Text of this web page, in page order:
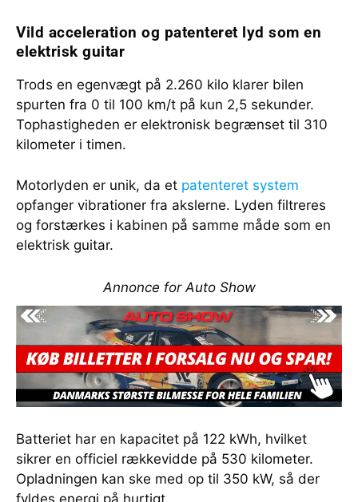
Vild acceleration og patenteret lyd som en
elektrisk guitar
Trods en egenvægt på 2.260 kilo klarer bilen
spurten fra 0 til 100 km/t på kun 2,5 sekunder.
Tophastigheden er elektronisk begrænset til 310
kilometer i timen.
Motorlyden er unik, da et patenteret system
opfanger vibrationer fra akslerne. Lyden filtreres
og forstærkes i kabinen på samme måde som en
elektrisk guitar.
Annonce for Auto Show
Batteriet har en kapacitet på 122 kWh, hvilket
sikrer en officiel rækkevidde på 530 kilometer.
Opladningen kan ske med op til 350 kW, så der
fyldes energi på hurtigt.